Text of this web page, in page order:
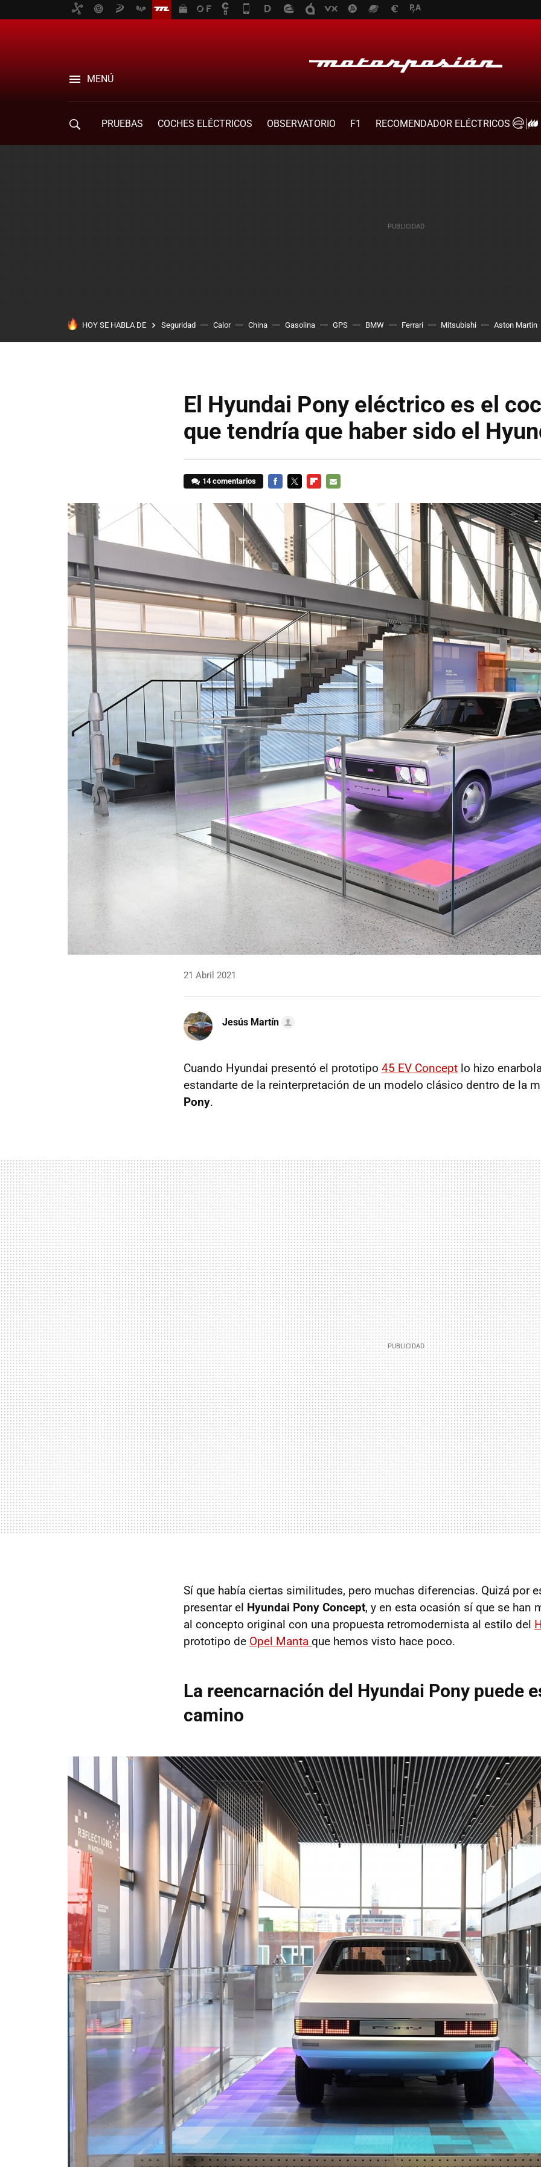
MENÚ
PRUEBAS COCHES ELÉCTRICOS OBSERVATORIO F1
RECOMENDADOR ELÉCTRICOS
HOY SE HABLA DE Seguridad Calor China Gasolina GPS BMW Ferrari Mitsubishi Aston Martin
El Hyundai Pony eléctrico es el
que tendría que haber sido el
14 comentarios
MAIL
21 Abril 2021
Jesús Martín
Cuando Hyundai presentó el prototipo 45 EV Concept lo hizo
estandarte de la reinterpretación de un modelo clásico dentro de la
Pony.
Sí que había ciertas similitudes, pero muchas diferencias. Quizá por
presentar el Hyundai Pony Concept, y en esta ocasión sí que se han
al concepto original con una propuesta retromodernista al estilo del
prototipo de Opel Manta que hemos visto hace poco.
La reencarnación del Hyundai Pony puede
camino